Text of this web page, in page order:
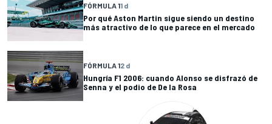
FÓRMULA 11 d
Por qué Aston Martin sigue siendo un destino
más atractivo de lo que parece en el mercado
FÓRMULA 12 d
Hungría F1 2006: cuando Alonso se disfrazó de
Senna y el podio de De la Rosa